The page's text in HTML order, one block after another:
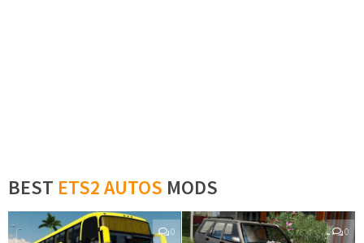
BEST ETS2 AUTOS MODS
0 0